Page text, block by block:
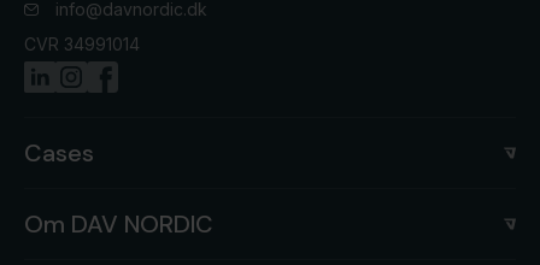
info@davnordic.dk
CVR 34991014
Cases
Om DAV NORDIC